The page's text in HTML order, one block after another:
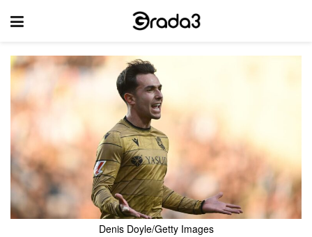
Denis Doyle/Getty Images